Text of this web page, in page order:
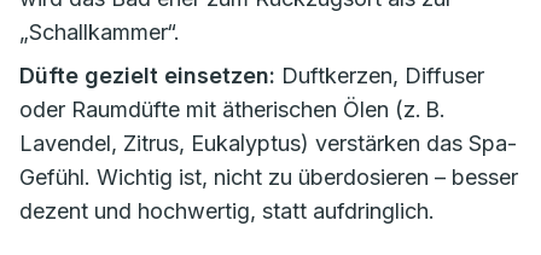
„Schallkammer“.
Düfte gezielt einsetzen: Duftkerzen, Diffuser
oder Raumdüfte mit ätherischen Ölen (z. B.
Lavendel, Zitrus, Eukalyptus) verstärken das Spa-
Gefühl. Wichtig ist, nicht zu überdosieren – besser
dezent und hochwertig, statt aufdringlich.